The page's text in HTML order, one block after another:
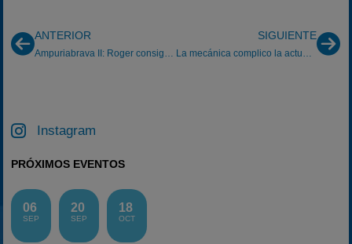
ANTERIOR
Ampuriabrava II: Roger consigue su primera victoria
SIGUIENTE
La mecánica complico la actuación de Rubén Curbelo en Campillos
Instagram
PRÓXIMOS EVENTOS
06
SEP
20
SEP
18
OCT